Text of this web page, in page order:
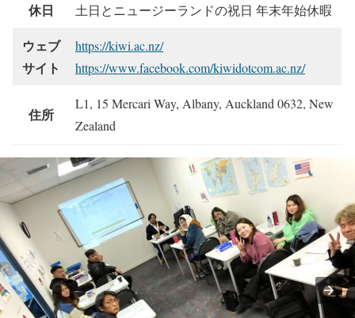
休日 土日とニュージーランドの祝日 年末年始休暇
ウェブ
サイト
https://kiwi.ac.nz/
https://www.facebook.com/kiwidotcom.ac.nz/
住所
L1, 15 Mercari Way, Albany, Auckland 0632, New
Zealand